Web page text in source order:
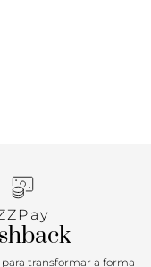
transformar a forma